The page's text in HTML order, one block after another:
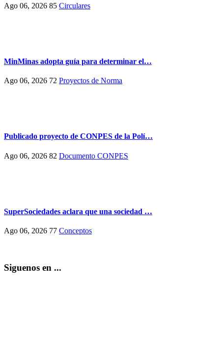
Ago 06, 2026 85 Circulares
MinMinas adopta guía para determinar el…
Ago 06, 2026 72 Proyectos de Norma
Publicado proyecto de CONPES de la Polí…
Ago 06, 2026 82 Documento CONPES
SuperSociedades aclara que una sociedad …
Ago 06, 2026 77 Conceptos
Siguenos en ...